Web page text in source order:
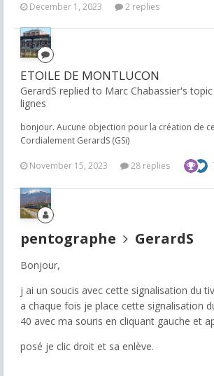
December 1, 2023
2 replies
ETOILE DE MONTLUCON
GerardS replied to Marc Chabassier's
lignes
bonjour. Aucune objection pour la création de
Cordialement GerardS (GSi)
November 15, 2023 28 replies
pentographe GerardS
Bonjour,
j ai un soucis avec cette signalisation du
a chaque fois je place cette signalisation
40 avec ma souris en cliquant gauche et
posé je clic droit et sa enlève.